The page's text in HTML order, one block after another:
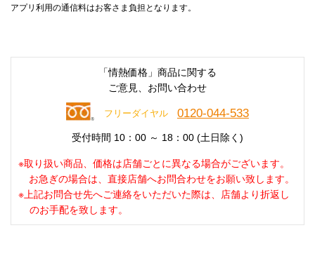
アプリ利用の通信料はお客さま負担となります。
「情熱価格」商品に関する
ご意見、お問い合わせ
フリーダイヤル 0120-044-533
受付時間 10：00 ～ 18：00 (土日除く)
※取り扱い商品、価格は店舗ごとに異なる場合がございます。
お急ぎの場合は、直接店舗へお問合わせをお願い致します。
※上記お問合せ先へご連絡をいただいた際は、店舗より折返し
のお手配を致します。